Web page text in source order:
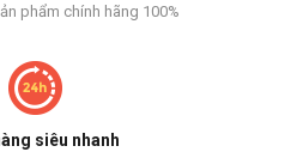
phẩm chính hãng 100%
siêu nhanh